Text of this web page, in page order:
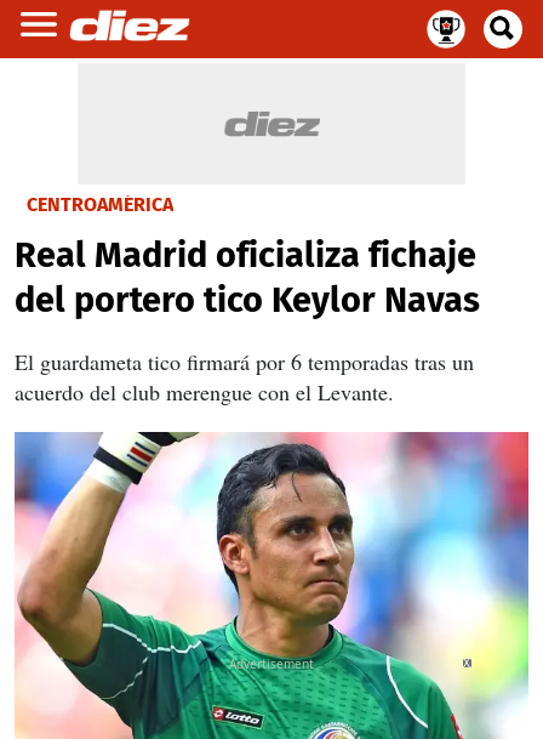
CENTROAMÉRICA
Real Madrid oficializa fichaje
del portero tico Keylor Navas
El guardameta tico firmará por 6 temporadas tras un
acuerdo del club merengue con el Levante.
X